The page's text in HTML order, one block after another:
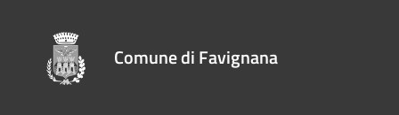
Comune di Favignana